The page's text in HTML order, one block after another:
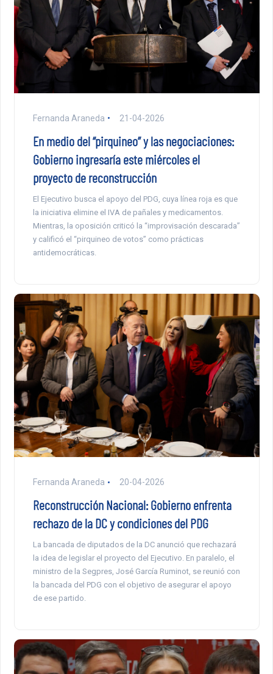
Fernanda Araneda 21-04-2026
En medio del “pirquineo” y las negociaciones:
Gobierno ingresaría este miércoles el
proyecto de reconstrucción
El Ejecutivo busca el apoyo del PDG, cuya línea roja es que
la iniciativa elimine el IVA de pañales y medicamentos.
Mientras, la oposición criticó la “improvisación descarada”
y calificó el “pirquineo de votos” como prácticas
antidemocráticas.
Fernanda Araneda 20-04-2026
Reconstrucción Nacional: Gobierno enfrenta
rechazo de la DC y condiciones del PDG
La bancada de diputados de la DC anunció que rechazará
la idea de legislar el proyecto del Ejecutivo. En paralelo, el
ministro de la Segpres, José García Ruminot, se reunió con
la bancada del PDG con el objetivo de asegurar el apoyo
de ese partido.